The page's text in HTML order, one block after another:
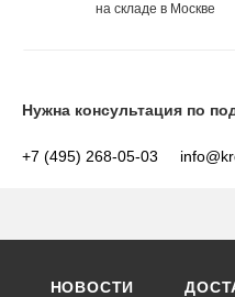
на складе в Москве
Нужна консультация по
+7 (495) 268-05-03
НОВОСТИ